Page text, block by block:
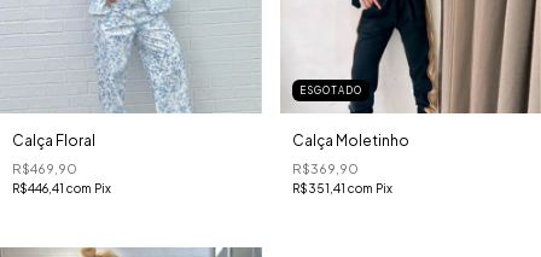
Calça Floral
R$469,90
R$446,41 com Pix
ESGOTADO
Calça Moletinho
R$369,90
R$351,41 com Pix